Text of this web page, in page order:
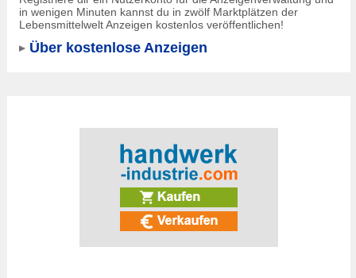
in wenigen Minuten kannst du in zwölf Marktplätzen der
Lebensmittelwelt Anzeigen kostenlos veröffentlichen!
Über kostenlose Anzeigen